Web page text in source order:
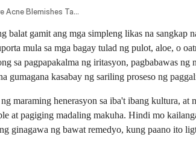
Home Remedies For Skincare Acne Blemishes Tanning And Skin Tone
balat gamit ang mga simpleng likas na
mula sa mga bagay tulad ng pulot, aloe, o
sa pagpapakalma ng iritasyon, pagbabawas
gumagana kasabay ng sariling proseso ng
maraming henerasyon sa iba't ibang kultura,
at pagiging madaling makuha. Hindi mo
ginagawa ng bawat remedyo, kung paano ito